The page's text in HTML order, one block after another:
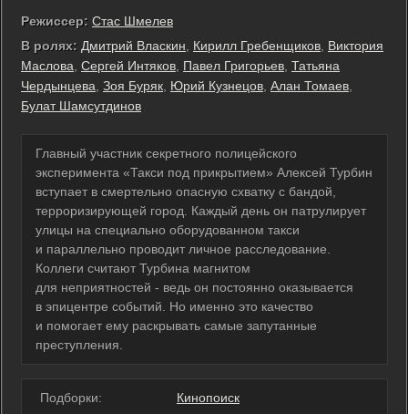
Режиссер: Стас Шмелев
В ролях: Дмитрий Власкин Кирилл Гребенщиков Виктория
Маслова Сергей Интяков Павел Григорьев Татьяна
Чердынцева Зоя Буряк Юрий Кузнецов Алан Томаев
Булат Шамсутдинов
Главный участник секретного полицейского
эксперимента «Такси под прикрытием» Алексей Турбин
вступает в смертельно опасную схватку с бандой,
терроризирующей город. Каждый день он патрулирует
улицы на специально оборудованном такси
и параллельно проводит личное расследование.
Коллеги считают Турбина магнитом
для неприятностей - ведь он постоянно оказывается
в эпицентре событий. Но именно это качество
и помогает ему раскрывать самые запутанные
преступления.
Подборки:
Кинопоиск